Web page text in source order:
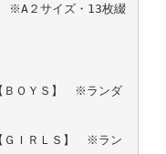
※A２サイズ・13枚綴
ＢＯＹＳ】 ※ランダ
ＧＩＲＬＳ】 ※ラン